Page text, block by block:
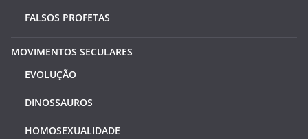
FALSOS PROFETAS
MOVIMENTOS SECULARES
EVOLUÇÃO
DINOSSAUROS
HOMOSEXUALIDADE